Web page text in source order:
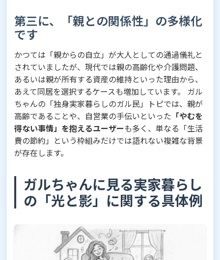
第三に、「親との関係性」の多様化
です
かつては「親からの自立」が大人としての通過儀礼と
されていましたが、現代では親の高齢化や介護問題、
あるいは親が所有する資産の維持といった理由から、
あえて同居を選択するケースも増加しています。 ガル
ちゃんの「独身実家暮らしのガル民」トピでは、親が
高齢であることや、自営業の手伝いといった 「やむを
得ない事情」を抱えるユーザーも多く、単なる「生活
費の節約」という枠組みだけでは語れない複雑な背景
が存在します。
ガルちゃんに見る実家暮らし
の「光と影」に関する具体例